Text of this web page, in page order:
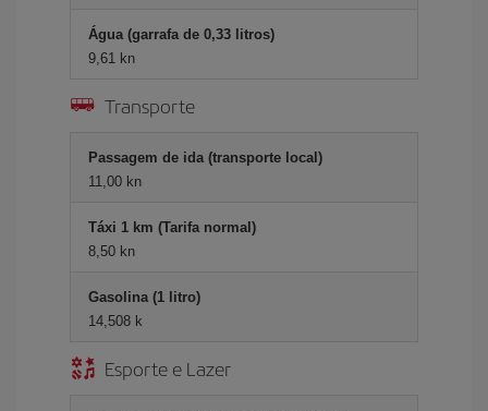
Água (garrafa de 0,33 litros)
9,61 kn
Transporte
Passagem de ida (transporte local)
11,00 kn
Táxi 1 km (Tarifa normal)
8,50 kn
Gasolina (1 litro)
14,508 k
Esporte e Lazer